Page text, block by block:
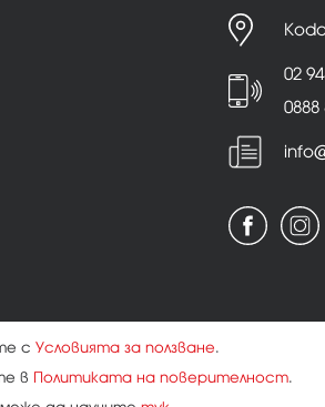
02
0888
с Условията за ползване.
в Политиката на поверителност.